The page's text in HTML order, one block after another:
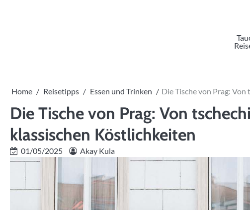
Home Reisetipps Essen und Trinken Die Tische von Prag:
Die Tische von Prag: Von
klassischen Köstlichkeiten
01/05/2025 Akay Kula